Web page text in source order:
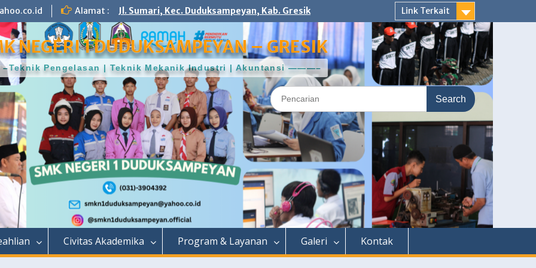
Alamat : Jl. Sumari, Kec. Duduksampeyan, Kab. Gresik Link Terkait
NEGERI 1 DUDUKSAMPEYAN – GRESIK
Pengelasan | Teknik Mekanik Industri | Akuntansi ———–
Search
for:
Civitas Akademika Program & Layanan Galeri Kontak